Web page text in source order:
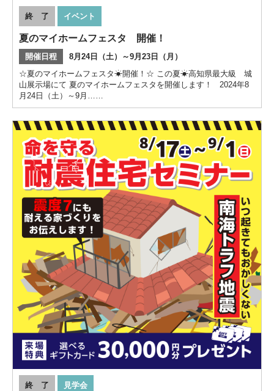
終 了 イベント
夏のマイホームフェスタ 開催！
開催日程
8月24日（土）～9月23日（月）
☆夏のマイホームフェスタ☀開催！☆ この夏☀高知県最大級 城
山展示場にて 夏のマイホームフェスタを開催します！ 2024年8
月24日（土）～9月……
終 了 見学会